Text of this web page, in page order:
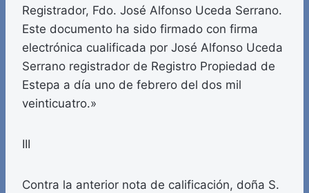
Registrador, Fdo. José Alfonso Uceda Serrano.
Este documento ha sido firmado con firma
electrónica cualificada por José Alfonso Uceda
Serrano registrador de Registro Propiedad de
Estepa a día uno de febrero del dos mil
veinticuatro.»
III
Contra la anterior nota de calificación, doña S.